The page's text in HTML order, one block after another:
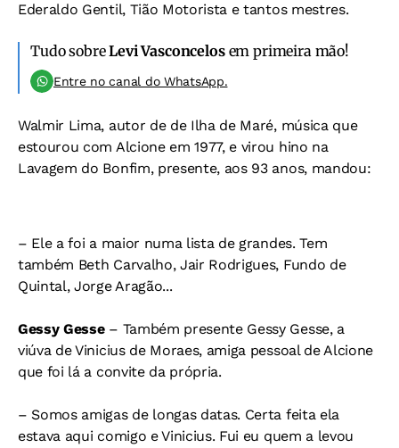
Ederaldo Gentil, Tião Motorista e tantos mestres.
Tudo sobreLevi Vasconcelosem primeira mão!
Entre no canal do WhatsApp.
Walmir Lima, autor de de Ilha de Maré, música que
estourou com Alcione em 1977, e virou hino na
Lavagem do Bonfim, presente, aos 93 anos, mandou:
– Ele a foi a maior numa lista de grandes. Tem
também Beth Carvalho, Jair Rodrigues, Fundo de
Quintal, Jorge Aragão...
Gessy Gesse – Também presente Gessy Gesse, a
viúva de Vinicius de Moraes, amiga pessoal de Alcione
que foi lá a convite da própria.
– Somos amigas de longas datas. Certa feita ela
estava aqui comigo e Vinicius. Fui eu quem a levou